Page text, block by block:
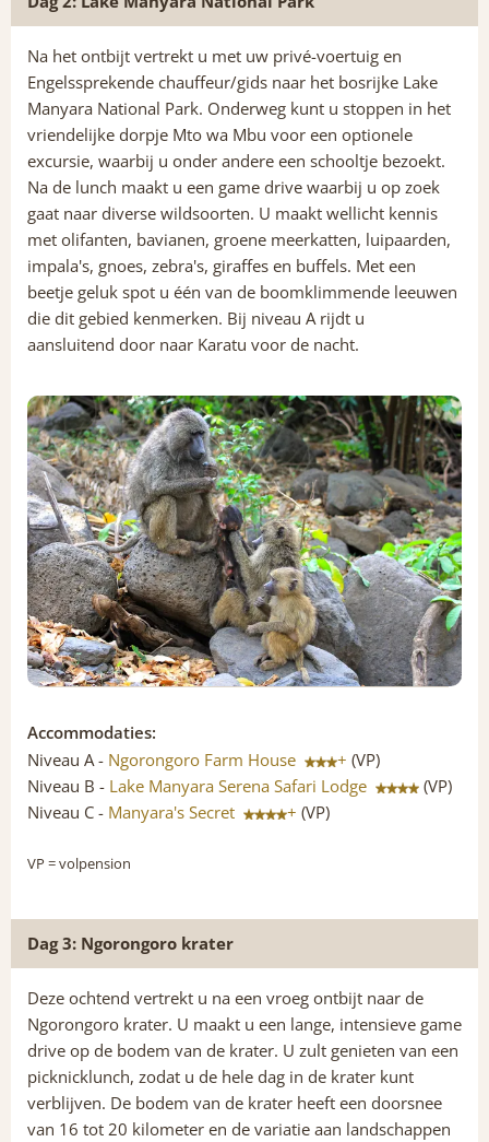
Na het ontbijt vertrekt u met uw privé-voertuig en
Engelssprekende chauffeur/gids naar het bosrijke Lake
Manyara National Park. Onderweg kunt u stoppen in het
vriendelijke dorpje Mto wa Mbu voor een optionele
excursie, waarbij u onder andere een schooltje bezoekt.
Na de lunch maakt u een game drive waarbij u op zoek
gaat naar diverse wildsoorten. U maakt wellicht kennis
met olifanten, bavianen, groene meerkatten, luipaarden,
impala's, gnoes, zebra's, giraffes en buffels. Met een
beetje geluk spot u één van de boomklimmende leeuwen
die dit gebied kenmerken. Bij niveau A rijdt u
aansluitend door naar Karatu voor de nacht.
Accommodaties:
Niveau A - Ngorongoro Farm House + (VP)
Niveau B - Lake Manyara Serena Safari Lodge
(VP)
Niveau C - Manyara's Secret + (VP)
VP = volpension
Dag 3: Ngorongoro krater
Deze ochtend vertrekt u na een vroeg ontbijt naar de
Ngorongoro krater. U maakt u een lange, intensieve game
drive op de bodem van de krater. U zult genieten van een
picknicklunch, zodat u de hele dag in de krater kunt
verblijven. De bodem van de krater heeft een doorsnee
van 16 tot 20 kilometer en de variatie aan landschappen